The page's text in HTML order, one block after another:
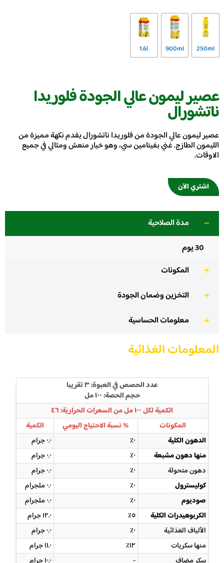
250ml
900ml
1.6l
عصير ليمون عالي الجودة فلوريدا
ناتشورال
عصير ليمون عالي الجودة من فلوريدا ناتشورال يقدم نكهة مميزة من
الليمون الطازج. غني بفيتامين سي، وهو خيار منعش ومثالي في جميع
الاوقات.
اشتري الآن
مدة الصلاحية
30 يوم
المكونات
التخزين وضمان الجودة
معلومات الحساسية
المعلومات الغذائية
عدد الحصص في العبوة: ٣ تقريبا
حجم الحصة: ١٠٠ مل
الكمية لكل ١٠٠ مل من السعرات الحرارية: ٤٦
المكونات
% نسبة الاحتياج اليومي
الكمية
الدهون الكلية
٠٪
٠.٠ جرام
منها دهون مشبعة
٠٪
٠.٠ جرام
دهون متحولة
٠٪
٠.٠ جرام
كوليسترول
٠٪
٠.٠ ملجرام
صوديوم
٠٪
٠.٠ ملجرام
الكربوهيدرات الكلية
٥٪
١٢.٠ جرام
الألياف الغذائية
٠٪
٠.٠ جرام
منها سكريات
١٢٪
١١.٠ جرام